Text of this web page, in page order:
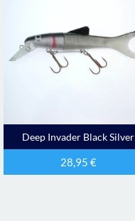
Deep Invader Black Silver
28,95 €